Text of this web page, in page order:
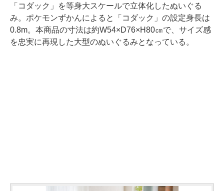
「コダック」を等身大スケールで立体化したぬいぐる
み。ポケモンずかんによると「コダック」の設定身長は
0.8m。本商品の寸法は約W54×D76×H80㎝で、サイズ感
を忠実に再現した大型のぬいぐるみとなっている。